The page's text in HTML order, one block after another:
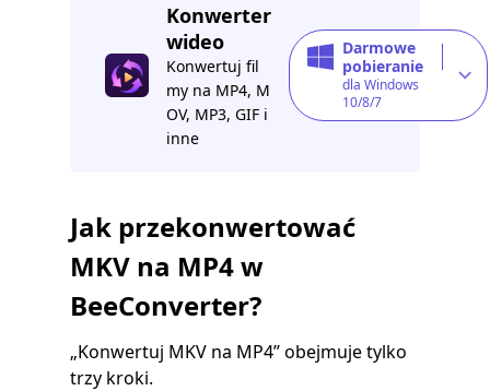
Konwerter
wideo
Konwertuj fil
my na MP4, M
OV, MP3, GIF i
inne
Darmowe
pobieranie
dla Windows
10/8/7
Jak przekonwertować
MKV na MP4 w
BeeConverter?
„Konwertuj MKV na MP4” obejmuje tylko
trzy kroki.